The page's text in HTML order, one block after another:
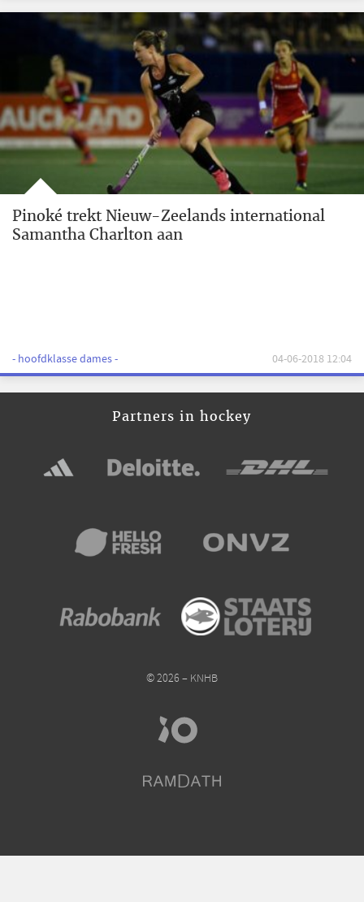
Pinoké trekt Nieuw-Zeelands international
Samantha Charlton aan
- hoofdklasse dames - 04-06-2018 12:04
Partners in hockey
© 2026 – KNHB